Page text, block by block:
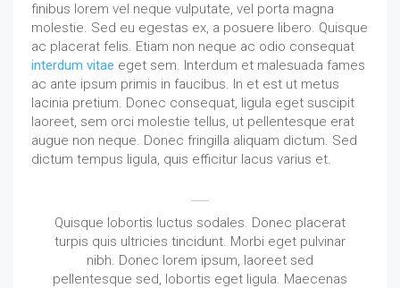
finibus lorem vel neque vulputate, vel porta magna
molestie. Sed eu egestas ex, a posuere libero. Quisque
ac placerat felis. Etiam non neque ac odio consequat
interdum vitae eget sem. Interdum et malesuada fames
ac ante ipsum primis in faucibus. In et est ut metus
lacinia pretium. Donec consequat, ligula eget suscipit
laoreet, sem orci molestie tellus, ut pellentesque erat
augue non neque. Donec fringilla aliquam dictum. Sed
dictum tempus ligula, quis efficitur lacus varius et.
Quisque lobortis luctus sodales. Donec placerat
turpis quis ultricies tincidunt. Morbi eget pulvinar
nibh. Donec lorem ipsum, laoreet sed
pellentesque sed, lobortis eget ligula. Maecenas